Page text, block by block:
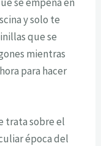
y solo te
que se
mientras
para hacer
trata sobre el
época del